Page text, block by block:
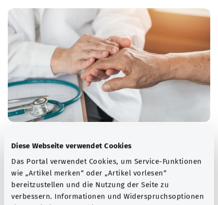
Diese Webseite verwendet Cookies
Das Portal verwendet Cookies, um Service-Funktionen
wie „Artikel merken“ oder „Artikel vorlesen“
bereitzustellen und die Nutzung der Seite zu
verbessern. Informationen und Widerspruchsoptionen
Bei einer rheumatoiden Arthritis sind in der Regel
mehrere Gelenke dauerhaft entzündet. Dadurch können
sie sich mit der Zeit verformen und steif werden.
Mehr erfahren